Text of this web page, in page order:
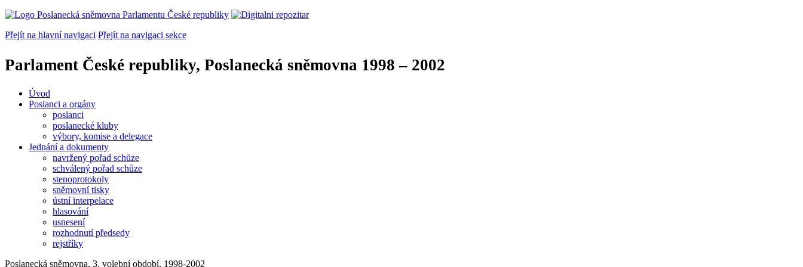
Přejít na hlavní navigaci Přejít na navigaci sekce
Parlament České republiky, Poslanecká sněmovna 1998 – 2002
Úvod
Poslanci a orgány
poslanci
poslanecké kluby
výbory, komise a delegace
Jednání a dokumenty
navržený pořad schůze
schválený pořad schůze
stenoprotokoly
sněmovní tisky
ústní interpelace
hlasování
usnesení
rozhodnutí předsedy
rejstříky
Poslanecká sněmovna, 3. volební období, 1998-2002